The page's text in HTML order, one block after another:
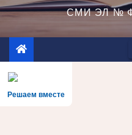
СМИ ЭЛ №
Решаем вместе